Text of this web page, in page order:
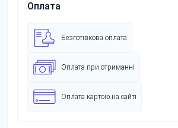
Оплата
Безготівкова оплата
Оплата при отриманні
Оплата картою на сайті